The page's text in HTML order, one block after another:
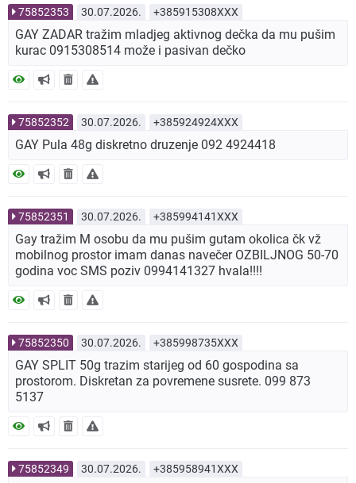
75852353 30.07.2026. +385915308XXX
GAY ZADAR tražim mladjeg aktivnog dečka da mu pušim
kurac 0915308514 može i pasivan dečko
75852352 30.07.2026. +385924924XXX
GAY Pula 48g diskretno druzenje 092 4924418
75852351 30.07.2026. +385994141XXX
Gay tražim M osobu da mu pušim gutam okolica čk vž
mobilnog prostor imam danas navečer OZBILJNOG 50-70
godina voc SMS poziv 0994141327 hvala!!!!
75852350 30.07.2026. +385998735XXX
GAY SPLIT 50g trazim starijeg od 60 gospodina sa
prostorom. Diskretan za povremene susrete. 099 873
5137
75852349 30.07.2026. +385958941XXX